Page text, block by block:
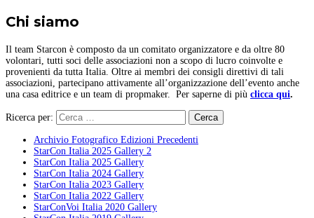
Chi siamo
Il team Starcon è composto da un comitato organizzatore e da oltre 80
volontari, tutti soci delle associazioni non a scopo di lucro coinvolte e
provenienti da tutta Italia. Oltre ai membri dei consigli direttivi di tali
associazioni, partecipano attivamente all’organizzazione dell’evento anche
una casa editrice e un team di propmaker. Per saperne di più clicca qui.
Ricerca per:
Archivio Fotografico Edizioni Precedenti
StarCon Italia 2025 Gallery 2
StarCon Italia 2025 Gallery
StarCon Italia 2024 Gallery
StarCon Italia 2023 Gallery
StarCon Italia 2022 Gallery
StarConVoi Italia 2020 Gallery